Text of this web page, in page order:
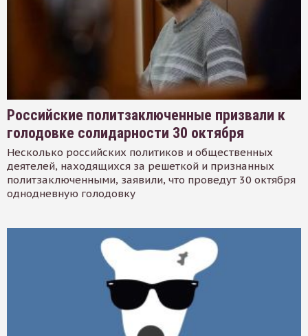
Российские политзаключенные призвали к
голодовке солидарности 30 октября
Несколько российских политиков и общественных
деятелей, находящихся за решеткой и признанных
политзаключенными, заявили, что проведут 30 октября
однодневную голодовку